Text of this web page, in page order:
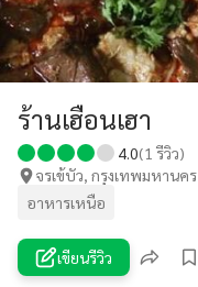
ร้านเฮือนเฮา
4.0(1 รีวิว)
จรเข้บัว, กรุงเทพมหานคร
อาหารเหนือ
เขียนรีวิว